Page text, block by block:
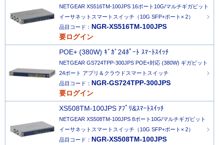
NETGEAR XS516TM-100JPS 16ポート10G/マルチギガビット
イーサネットスマートスイッチ（10G SFP+ポート× 2）
品目コード： NGR-XS516TM-100JPS
要ログイン
POE+ (380W) ｷﾞｶﾞ24ﾎﾟｰﾄ ｽﾏｰﾄｽｲｯﾁ
NETGEAR GS724TPP-300JPS POE+対応 (380W) ギガビット
24ポート アプリ＆クラウドスマートスイッチ
品目コード： NGR-GS724TPP-300JPS
要ログイン
XS508TM-100JPS ｱﾌﾟﾘ&ｽﾏｰﾄｽｲｯﾁ
NETGEAR XS508TM-100JPS 8ポート10G/マルチギガビット
イーサネットスマートスイッチ（10G SFP+ポート× 2）
品目コード： NGR-XS508TM-100JPS